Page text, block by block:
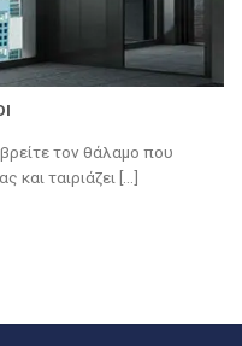
τον θάλαμο που
και ταιριάζει [...]